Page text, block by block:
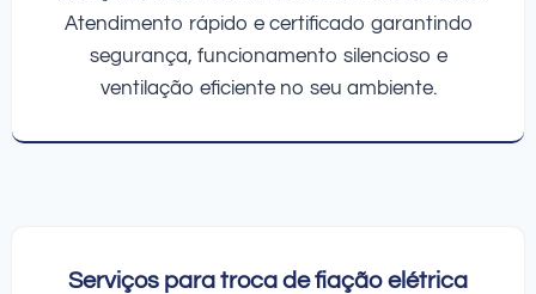
Atendimento rápido e certificado garantindo
segurança, funcionamento silencioso e
ventilação eficiente no seu ambiente.
Serviços para troca de fiação elétrica